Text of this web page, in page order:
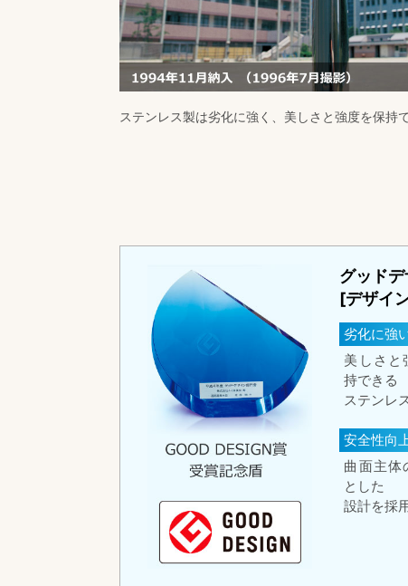
ステンレス製は劣化に強く、美しさと強度を保持で
グッド
[デザイ
劣化に強
美しさと
持できる
ステンレ
安全性向
曲面主体
とした
設計を採